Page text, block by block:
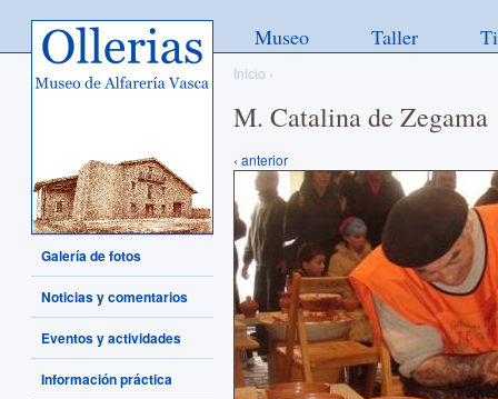
Ollerias - Museo de Alfarería
Vasca
Inicio ›
M. Catalina de Zegama
‹ anterior
Museo Taller
Galería de fotos
Noticias y comentarios
Eventos y actividades
Información práctica